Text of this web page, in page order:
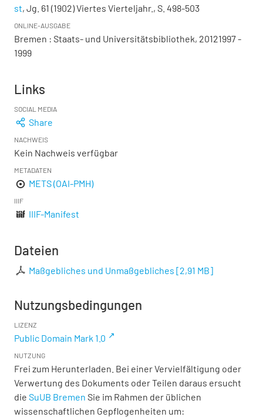
st, Jg. 61 (1902) Viertes Vierteljahr., S. 498-503
ONLINE-AUSGABE
Bremen : Staats- und Universitätsbibliothek, 20121997 -
1999
Links
SOCIAL MEDIA
Share
NACHWEIS
Kein Nachweis verfügbar
METADATEN
METS (OAI-PMH)
IIIF
IIIF-Manifest
Dateien
Maßgebliches und Unmaßgebliches [2,91 MB]
Nutzungsbedingungen
LIZENZ
Public Domain Mark 1.0
NUTZUNG
Frei zum Herunterladen. Bei einer Vervielfältigung oder
Verwertung des Dokuments oder Teilen daraus ersucht
die SuUB Bremen Sie im Rahmen der üblichen
wissenschaftlichen Gepflogenheiten um: